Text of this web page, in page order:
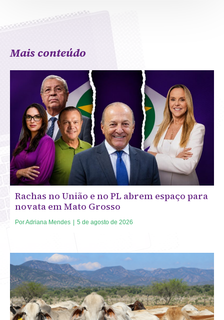
Mais conteúdo
Rachas no União e no PL abrem espaço para
novata em Mato Grosso
PorAdriana Mendes 5 de agosto de 2026